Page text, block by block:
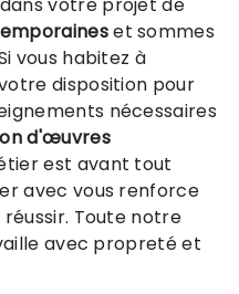
votre projet de
et sommes
vous habitez à
disposition pour
nécessaires
d'œuvres
est avant tout
avec vous renforce
Toute notre
avec propreté et